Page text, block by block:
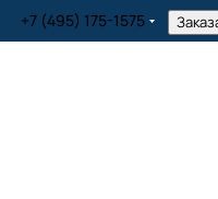
+7 (495) 175-1575